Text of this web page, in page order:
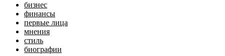
бизнес
финансы
первые лица
мнения
стиль
биографии